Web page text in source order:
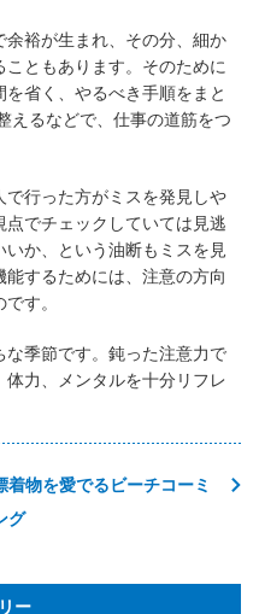
裕が生まれ、その分、細か
ともあります。そのために
省く、やるべき手順をまと
えるなどで、仕事の道筋をつ
行った方がミスを発見しや
でチェックしていては見逃
か、という油断もミスを見
するためには、注意の方向
す。
季節です。鈍った注意力で
力、メンタルを十分リフレ
着物を愛でるビーチコーミ
グ
ー